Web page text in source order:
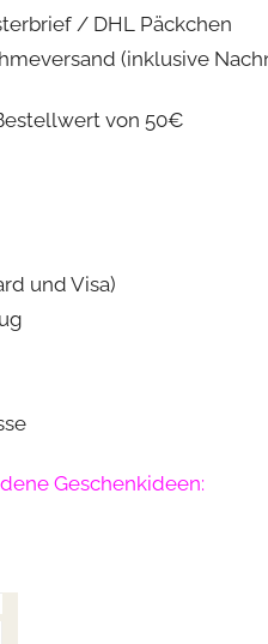
/ DHL Päckchen
(inklusive
von 50€
und Visa)
Geschenkideen: